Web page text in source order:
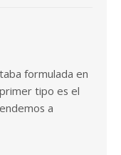
formulada en
tipo es el
a